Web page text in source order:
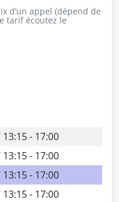
d’un appel (dépend de
tarif écoutez le
- 17:00
- 17:00
- 17:00
- 17:00